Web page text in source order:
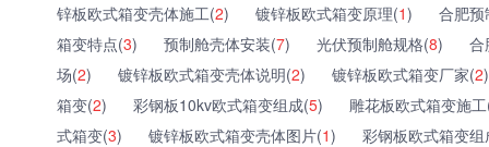
锌板欧式箱变壳体施工(2) 镀锌板欧式箱变原理(1)
合肥
箱变特点(3) 预制舱壳体安装(7) 光伏预制舱规格(8)
合
场(2) 镀锌板欧式箱变壳体说明(2) 镀锌板欧式箱变厂家(2)
箱变(2) 彩钢板10kv欧式箱变组成(5)
雕花板欧式箱变施
式箱变(3) 镀锌板欧式箱变壳体图片(1)
彩钢板欧式箱变组